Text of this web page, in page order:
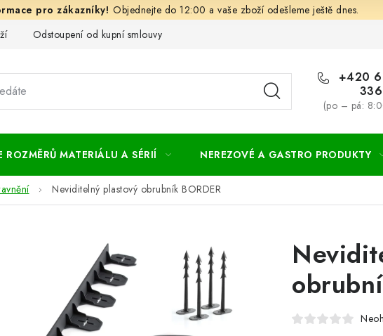
Objednejte do 12:00 a vaše zboží odešleme ještě dnes.
Odstoupení od kupní smlouvy Obchodní a
+420
336
(po – pá:
ROZMĚRŮ MATERIÁLU A SÉRIÍ NEREZOVÉ A GASTRO PRODUKTY
Neviditelný plastový obrubník BORDER